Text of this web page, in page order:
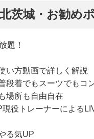
茨城・お勧め
題！
い方動画で詳しく解説
段着でもスーツでもコ
場所も自由自在
役トレーナーによる
る気UP